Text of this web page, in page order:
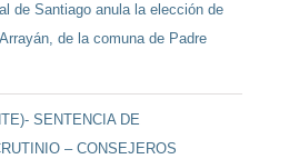
de Santiago anula la elección de
de la comuna de Padre
SENTENCIA DE
– CONSEJEROS